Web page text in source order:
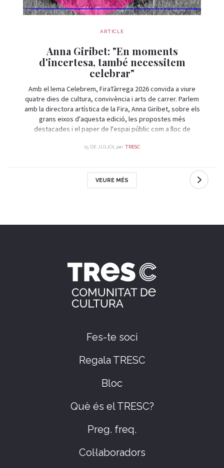
ARTICLE
Anna Giribet: "En moments
d'incertesa, també necessitem
celebrar"
Amb el lema Celebrem, FiraTàrrega 2026 convida a viure
quatre dies de cultura, convivència i arts de carrer. Parlem
amb la directora artística de la Fira, Anna Giribet, sobre els
grans eixos d'aquesta edició, les propostes més
destacades i el paper de l'espai públic com a lloc de
15 DE JULIOL per TRESC
VEURE MÉS
Fes-te soci
Regala TRESC
Bloc
Què és el TRESC?
Preg. freq.
Col·laboradors